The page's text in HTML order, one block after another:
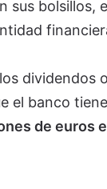
sus bolsillos,
dividendos
el banco
de euros